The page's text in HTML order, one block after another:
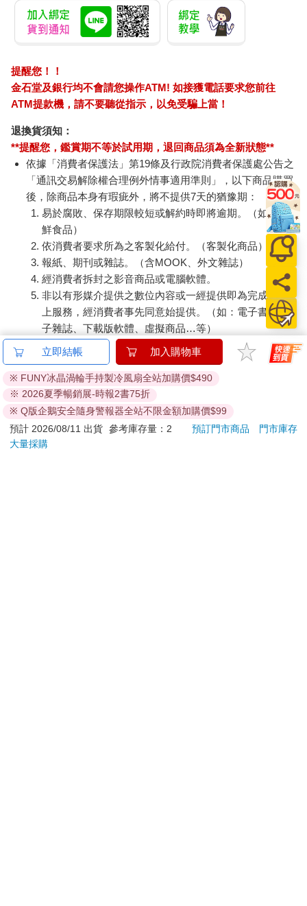
提醒您！！
金石堂及銀行均不會請您操作ATM! 如接獲電話要求您前往
ATM提款機，請不要聽從指示，以免受騙上當！
退換貨須知：
**提醒您，鑑賞期不等於試用期，退回商品須為全新狀態**
依據「消費者保護法」第19條及行政院消費者保護處公告之
「通訊交易解除權合理例外情事適用準則」，以下商品購買
後，除商品本身有瑕疵外，將不提供7天的猶豫期：
易於腐敗、保存期限較短或解約時即將逾期。（如：生
鮮食品）
依消費者要求所為之客製化給付。（客製化商品）
報紙、期刊或雜誌。（含MOOK、外文雜誌）
經消費者拆封之影音商品或電腦軟體。
非以有形媒介提供之數位內容或一經提供即為完成之線
上服務，經消費者事先同意始提供。（如：電子書、電
子雜誌、下載版軟體、虛擬商品…等）
已拆封之個人衛生用品。（如：內衣褲、刮鬍刀、除毛
若非上列種類商品，均享有到貨7天的猶豫期（含例假
日）。
辦理退換貨時，商品（組合商品恕無法接受單獨退貨）必須
是您收到商品時的原始狀態（包含商品本體、配件、贈品、
保證書、所有附隨資料文件及原廠內外包裝…等），請勿直
立即結帳 加入購物車
※ FUNY冰晶渦輪手持製冷風扇全站加購價$490
※ 2026夏季暢銷展-時報2書75折
※ Q版企鵝安全隨身警報器全站不限金額加購價$99
預計 2026/08/11 出貨 參考庫存量：2 預訂門市商品
門市庫存
大量採購